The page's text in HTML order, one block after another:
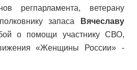
регпарламента, ветерану
запаса
Вячеславу
о помощи участнику СВО,
«Женщины России» -